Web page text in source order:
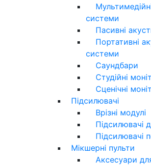
системи
Пасивні
Портативні
системи
Саундбари
Студійні
Сценічні
Підсилювачі
Врізні модулі
Підсилювачі
Підсилювачі
Мікшерні пульти
Аксесуари